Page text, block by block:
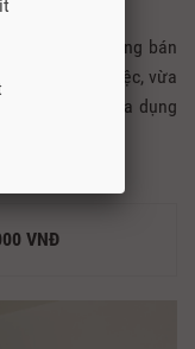
như một dòng bán
vụ công việc, vừa
du lịch, rất đa dụng
VNĐ